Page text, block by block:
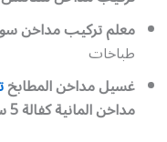
معلم تركيب مداخن
طباخات
غسيل مداخن المطابخ
مداخن المانية كفالة 5 ستوات .